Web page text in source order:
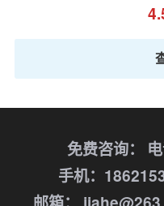
免费咨询：
手机：